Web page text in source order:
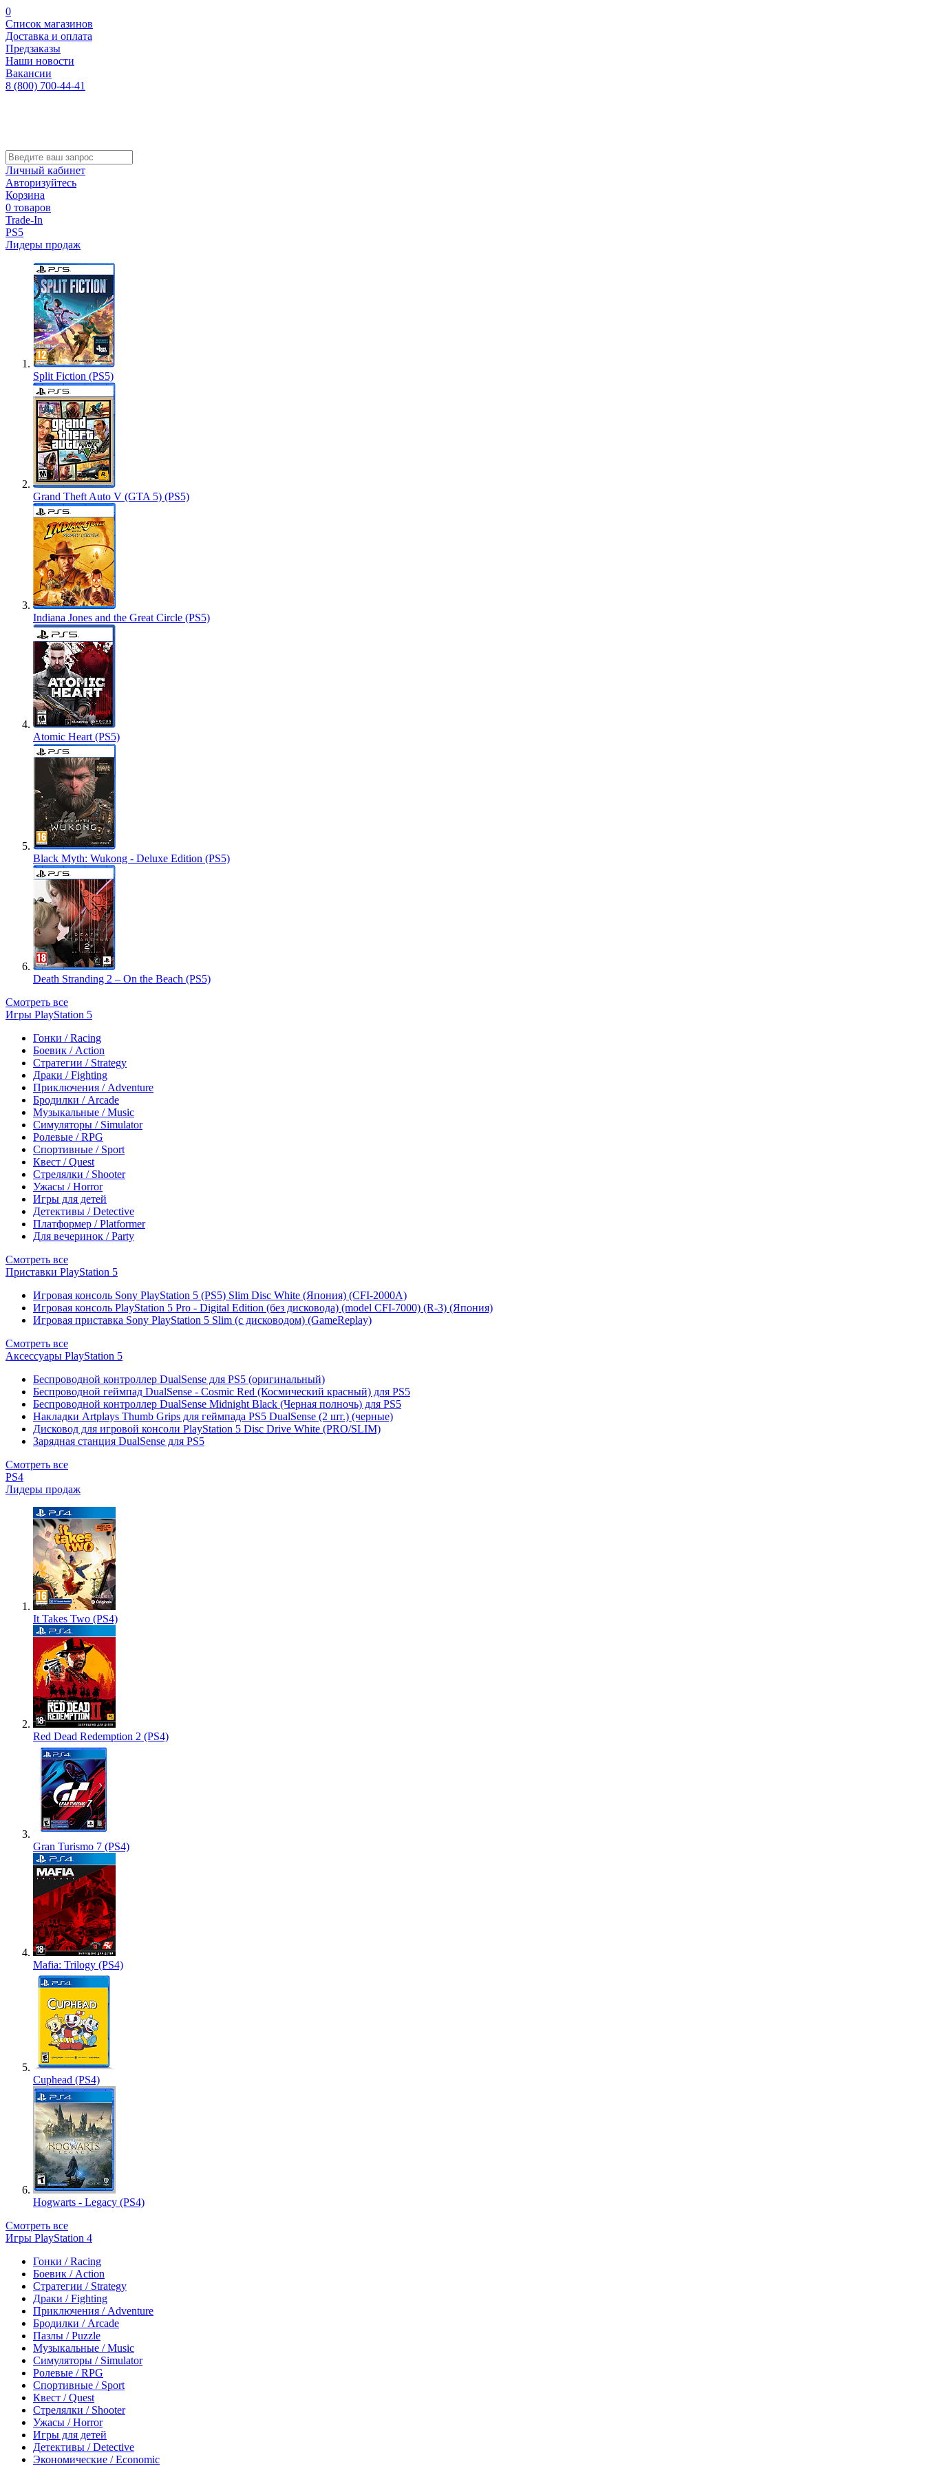
0
Список магазинов
Доставка и оплата
Предзаказы
Наши новости
Вакансии
8 (800) 700-44-41
Личный кабинет
Авторизуйтесь
Корзина
0 товаров
Trade-In
PS5
Лидеры продаж
Split Fiction (PS5)
Grand Theft Auto V (GTA 5) (PS5)
Indiana Jones and the Great Circle (PS5)
Atomic Heart (PS5)
Black Myth: Wukong - Deluxe Edition (PS5)
Death Stranding 2 – On the Beach (PS5)
Смотреть все
Игры PlayStation 5
Гонки / Racing
Боевик / Action
Стратегии / Strategy
Драки / Fighting
Приключения / Adventure
Бродилки / Arcade
Музыкальные / Music
Симуляторы / Simulator
Ролевые / RPG
Спортивные / Sport
Квест / Quest
Стрелялки / Shooter
Ужасы / Horror
Игры для детей
Детективы / Detective
Платформер / Platformer
Для вечеринок / Party
Смотреть все
Приставки PlayStation 5
Игровая консоль Sony PlayStation 5 (PS5) Slim Disc White (Япония) (CFI-2000A)
Игровая консоль PlayStation 5 Pro - Digital Edition (без дисковода) (model CFI-7000) (R-3) (Япония)
Игровая приставка Sony PlayStation 5 Slim (с дисководом) (GameReplay)
Смотреть все
Аксессуары PlayStation 5
Беспроводной контроллер DualSense для PS5 (оригинальный)
Беспроводной геймпад DualSense - Cosmic Red (Космический красный) для PS5
Беспроводной контроллер DualSense Midnight Black (Черная полночь) для PS5
Накладки Artplays Thumb Grips для геймпада PS5 DualSense (2 шт.) (черные)
Дисковод для игровой консоли PlayStation 5 Disc Drive White (PRO/SLIM)
Зарядная станция DualSense для PS5
Смотреть все
PS4
Лидеры продаж
It Takes Two (PS4)
Red Dead Redemption 2 (PS4)
Gran Turismo 7 (PS4)
Mafia: Trilogy (PS4)
Cuphead (PS4)
Hogwarts - Legacy (PS4)
Смотреть все
Игры PlayStation 4
Гонки / Racing
Боевик / Action
Стратегии / Strategy
Драки / Fighting
Приключения / Adventure
Бродилки / Arcade
Пазлы / Puzzle
Музыкальные / Music
Симуляторы / Simulator
Ролевые / RPG
Спортивные / Sport
Квест / Quest
Стрелялки / Shooter
Ужасы / Horror
Игры для детей
Детективы / Detective
Экономические / Economic